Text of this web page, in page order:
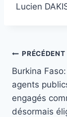
Lucien
de
l’article
PRÉCÉDENT
Burkina
agents
engagés
désormais